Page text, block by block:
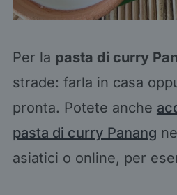
Per la pasta di curry
strade: farla in casa
pronta. Potete anche
pasta di curry Panang
asiatici o online, per